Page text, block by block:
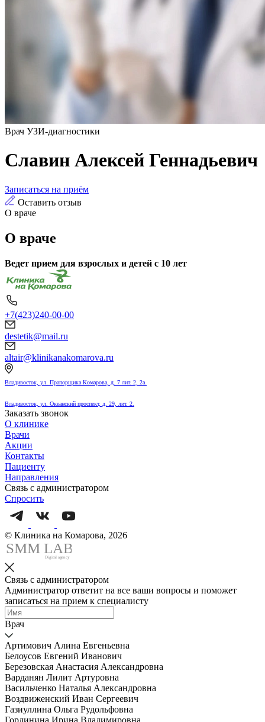
Врач УЗИ-диагностики
Славин Алексей Геннадьевич
Записаться на приём
Оставить отзыв
О враче
О враче
Ведет прием для взрослых и детей с 10 лет
+7(423)240-00-00
destetik@mail.ru
altair@klinikanakomarova.ru
Владивосток, ул. Прапорщика Комарова, д. 7 лит. 2, 2а.
Владивосток, ул. Океанский проспект, д. 29, лит. 2.
Заказать звонок
О клинике
Врачи
Акции
Контакты
Пациенту
Направления
Связь с администратором
Спросить
© Клиника на Комарова, 2026
SMM LAB
Digital agency
Связь с администратором
Администратор ответит на все ваши вопросы и поможет
записаться на прием к специалисту
Врач
Артимович Алина Евгеньевна
Белоусов Евгений Иванович
Березовская Анастасия Александровна
Варданян Лилит Артуровна
Васильченко Наталья Александровна
Воздвиженский Иван Сергеевич
Газиуллина Ольга Рудольфовна
Гординина Ирина Владимировна